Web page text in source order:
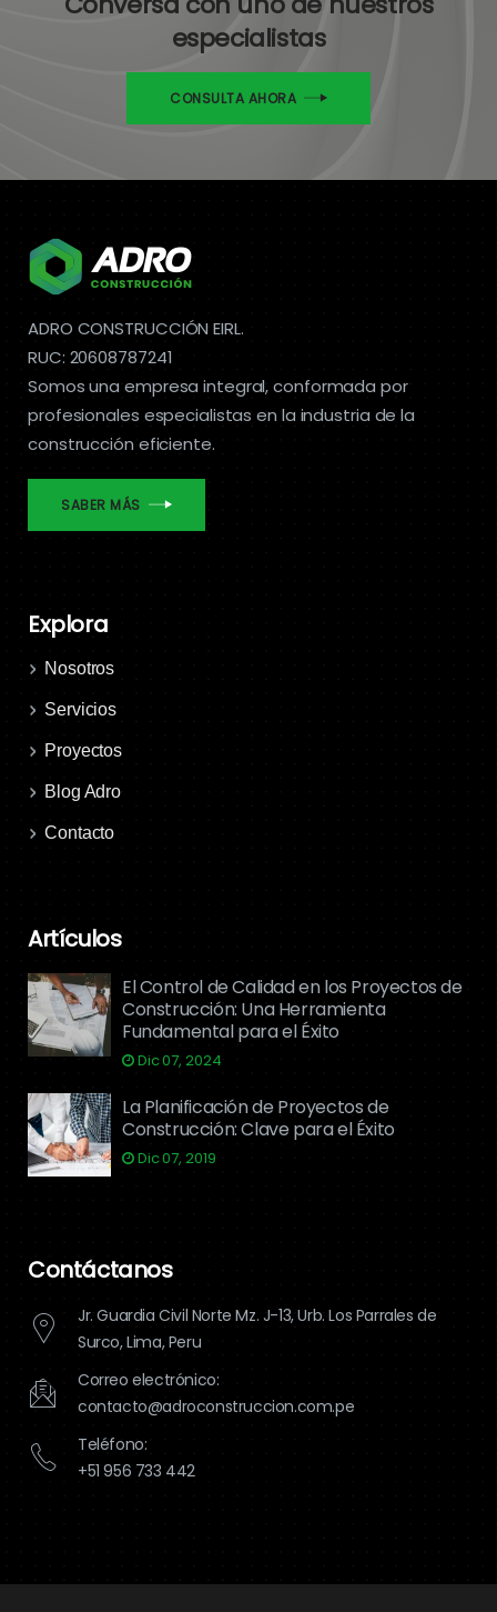
especialistas
CONSULTA AHORA
ADRO CONSTRUCCIÓN EIRL.
RUC: 20608787241
Somos una empresa integral, conformada por
profesionales especialistas en la industria de la
construcción eficiente.
SABER MÁS
Explora
Nosotros
Servicios
Proyectos
Blog Adro
Contacto
Artículos
El Control de Calidad en los Proyectos de
Construcción: Una Herramienta
Fundamental para el Éxito
Dic 07, 2024
La Planificación de Proyectos de
Construcción: Clave para el Éxito
Dic 07, 2019
Contáctanos
Jr. Guardia Civil Norte Mz. J-13, Urb. Los Parrales de
Surco, Lima, Peru
Correo electrónico:
contacto@adroconstruccion.com.pe
Teléfono:
+51 956 733 442